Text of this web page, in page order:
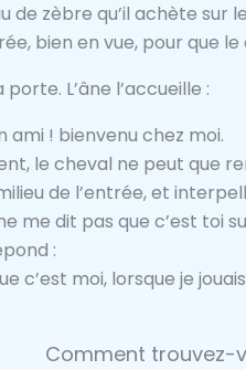
de zèbre qu’il achète sur
bien en vue, pour que
L’âne l’accueille :
ami ! bienvenu chez moi.
le cheval ne peut que
de l’entrée, et
me dit pas que c’est toi
:
c’est moi, lorsque je
Comment trouvez-